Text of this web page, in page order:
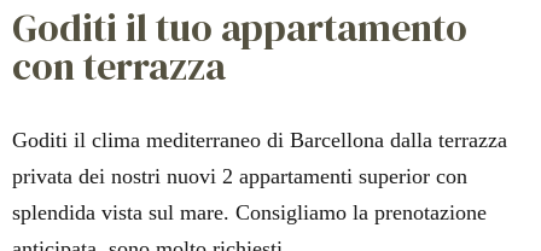
Goditi il tuo appartamento
con terrazza
Goditi il clima mediterraneo di Barcellona dalla terrazza
privata dei nostri nuovi 2 appartamenti superior con
splendida vista sul mare. Consigliamo la prenotazione